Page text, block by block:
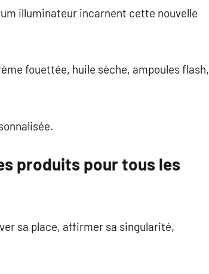
illuminateur incarnent cette nouvelle
fouettée, huile sèche, ampoules flash,
produits pour tous les
sa place, affirmer sa singularité,